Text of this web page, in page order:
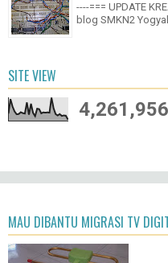
----=== UPDATE
blog SMKN2
SITE VIEW
4,261,956
MAU DIBANTU MIGRASI TV